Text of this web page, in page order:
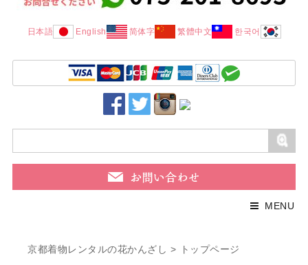
日本語 English 简体字 繁體中文 한국어
MENU
京都着物レンタルの花かんざし > トップページ